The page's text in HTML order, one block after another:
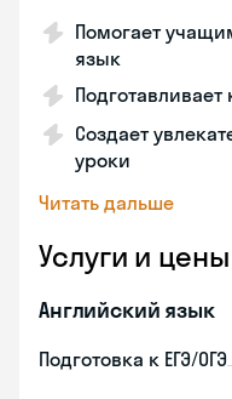
Помогает
язык
Подготавливает
Создает
уроки
Читать дальше
Услуги и цены
Английский язык
Подготовка к ЕГЭ/ОГЭ